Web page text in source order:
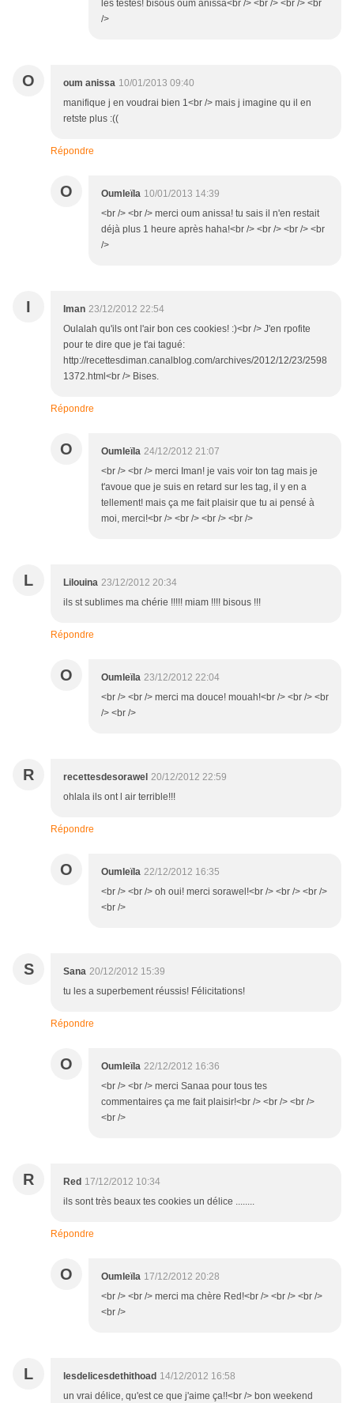
les testes! bisous oum anissa<br /> <br /> <br /> <br
/>
O oum anissa 10/01/2013 09:40
manifique j en voudrai bien 1<br /> mais j imagine qu il en
retste plus :((
Répondre
O Oumleïla 10/01/2013 14:39
<br /> <br /> merci oum anissa! tu sais il n'en restait
déjà plus 1 heure après haha!<br /> <br /> <br /> <br
/>
I Iman 23/12/2012 22:54
Oulalah qu'ils ont l'air bon ces cookies! :)<br /> J'en rpofite
pour te dire que je t'ai tagué:
http://recettesdiman.canalblog.com/archives/2012/12/23/2598
1372.html<br /> Bises.
Répondre
O Oumleïla 24/12/2012 21:07
<br /> <br /> merci Iman! je vais voir ton tag mais je
t'avoue que je suis en retard sur les tag, il y en a
tellement! mais ça me fait plaisir que tu ai pensé à
moi, merci!<br /> <br /> <br /> <br />
L Lilouina 23/12/2012 20:34
ils st sublimes ma chérie !!!!! miam !!!! bisous !!!
Répondre
O Oumleïla 23/12/2012 22:04
<br /> <br /> merci ma douce! mouah!<br /> <br /> <br
/> <br />
R recettesdesorawel 20/12/2012 22:59
ohlala ils ont l air terrible!!!
Répondre
O Oumleïla 22/12/2012 16:35
<br /> <br /> oh oui! merci sorawel!<br /> <br /> <br />
<br />
S Sana 20/12/2012 15:39
tu les a superbement réussis! Félicitations!
Répondre
O Oumleïla 22/12/2012 16:36
<br /> <br /> merci Sanaa pour tous tes
commentaires ça me fait plaisir!<br /> <br /> <br />
<br />
R Red 17/12/2012 10:34
ils sont très beaux tes cookies un délice ........
Répondre
O Oumleïla 17/12/2012 20:28
<br /> <br /> merci ma chère Red!<br /> <br /> <br />
<br />
L lesdelicesdethithoad 14/12/2012 16:58
un vrai délice, qu'est ce que j'aime ça!!<br /> bon weekend